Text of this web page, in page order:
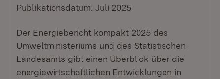
Publikationsdatum: Juli 2025
Der Energiebericht kompakt 2025 des
Umweltministeriums und des Statistischen
Landesamts gibt einen Überblick über die
energiewirtschaftlichen Entwicklungen in